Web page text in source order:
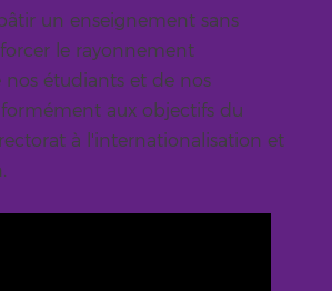
un enseignement sans
le rayonnement
étudiants et de nos
aux objectifs du
à l'internationalisation et